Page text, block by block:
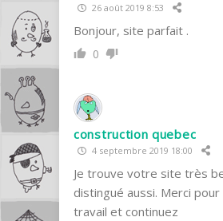
26 août 2019 8:53
Bonjour, site parfait .
0
construction quebec
4 septembre 2019 18:00
Je trouve votre site très
distingué aussi. Merci
travail et continuez